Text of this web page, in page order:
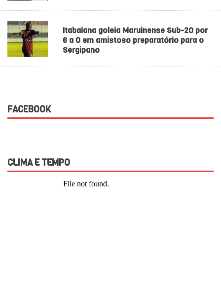
Itabaiana goleia Maruinense Sub-20 por
6 a 0 em amistoso preparatório para o
Sergipano
FACEBOOK
CLIMA E TEMPO